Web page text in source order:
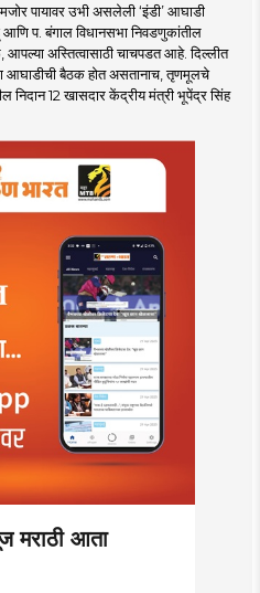
पायावर उभी असलेली ‌‘इंडी‌’ आघाडी
आणि प. बंगाल विधानसभा निवडणुकांतील
आपल्या अस्तित्वासाठी चाचपडत आहे. दिल्लीत
आघाडीची बैठक होत असतानाच, तृणमूलचे
निदान 12 खासदार केंद्रीय मंत्री भूपेंद्र सिंह
मराठी आता